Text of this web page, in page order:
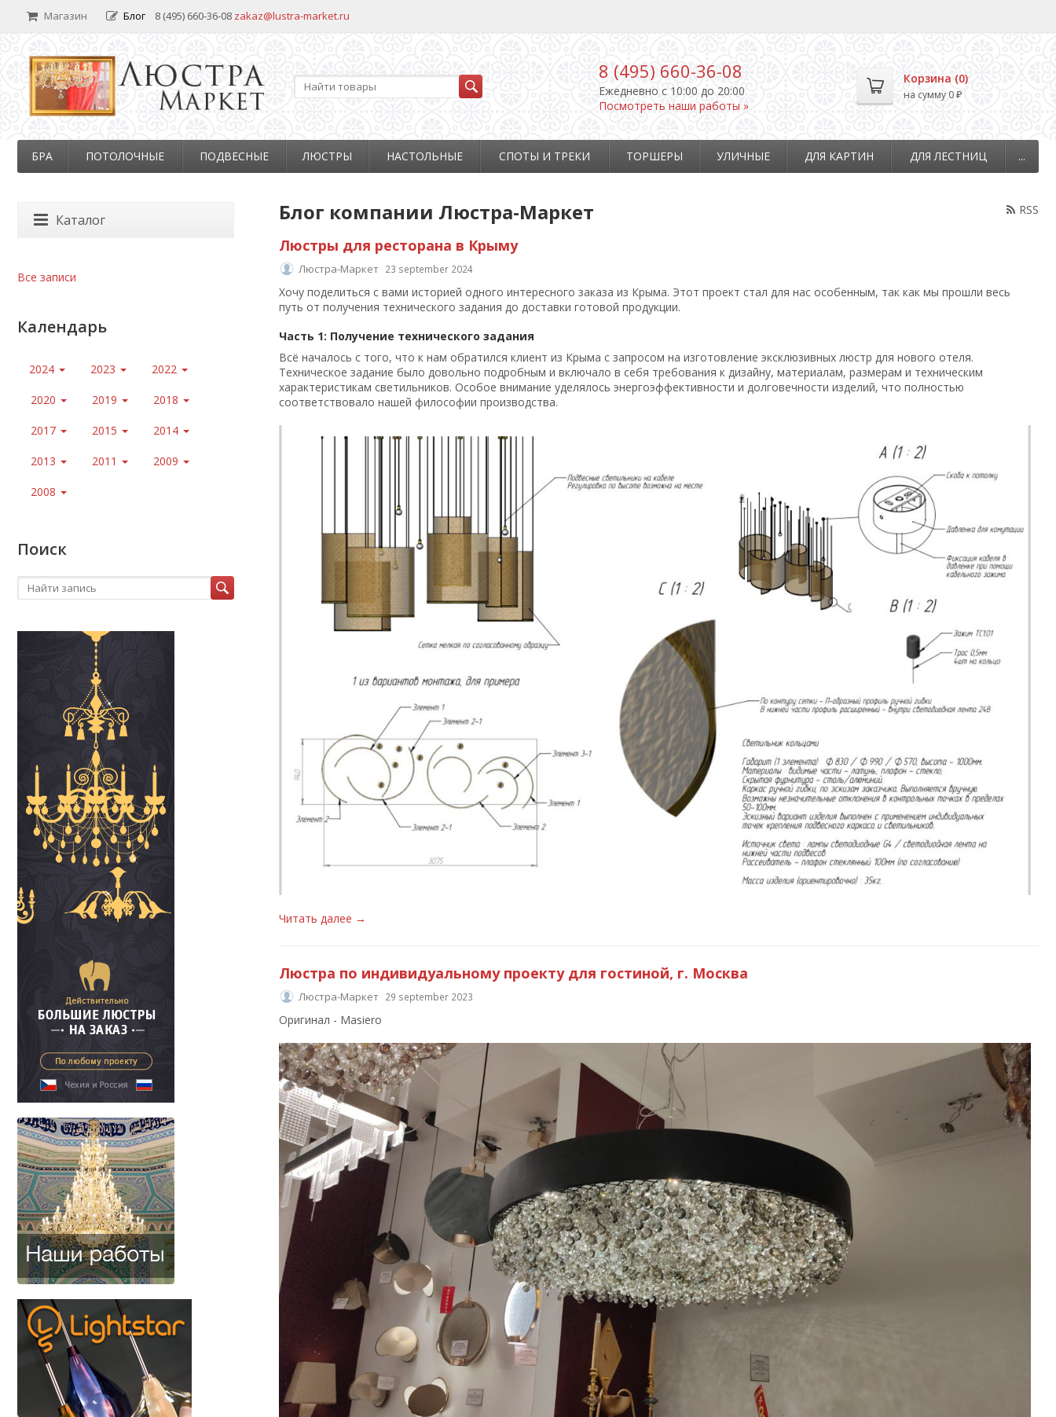
Магазин Блог 8 (495) 660-36-08 zakaz@lustra-market.ru
8 (495) 660-36-08
Ежедневно c 10:00 до 20:00
Посмотреть наши работы »
Корзина (0)
на сумму 0 ₽
БРА ПОТОЛОЧНЫЕ ПОДВЕСНЫЕ ЛЮСТРЫ НАСТОЛЬНЫЕ СПОТЫ И ТРЕКИ ТОРШЕРЫ УЛИЧНЫЕ ДЛЯ КАРТИН ДЛЯ ЛЕСТНИЦ ...
RSS
Блог компании Люстра-Маркет
Люстры для ресторана в Крыму
Люстра-Маркет 23 september 2024
Хочу поделиться с вами историей одного интересного заказа из Крыма. Этот проект стал для нас особенным, так как мы прошли весь
путь от получения технического задания до доставки готовой продукции.
Часть 1: Получение технического задания
Всё началось с того, что к нам обратился клиент из Крыма с запросом на изготовление эксклюзивных люстр для нового отеля.
Техническое задание было довольно подробным и включало в себя требования к дизайну, материалам, размерам и техническим
характеристикам светильников. Особое внимание уделялось энергоэффективности и долговечности изделий, что полностью
соответствовало нашей философии производства.
Читать далее →
Люстра по индивидуальному проекту для гостиной, г. Москва
Люстра-Маркет 29 september 2023
Оригинал - Masiero
Каталог
Все записи
Календарь
2024 2023 2022
2020 2019 2018
2017 2015 2014
2013 2011 2009
2008
Поиск